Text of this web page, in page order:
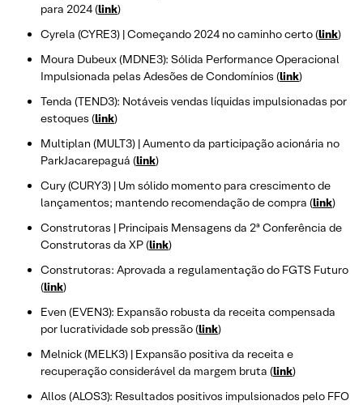
para 2024 (link)
Cyrela (CYRE3) | Começando 2024 no caminho certo (link)
Moura Dubeux (MDNE3): Sólida Performance Operacional
Impulsionada pelas Adesões de Condomínios (link)
Tenda (TEND3): Notáveis vendas líquidas impulsionadas por
estoques (link)
Multiplan (MULT3) | Aumento da participação acionária no
ParkJacarepaguá (link)
Cury (CURY3) | Um sólido momento para crescimento de
lançamentos; mantendo recomendação de compra (link)
Construtoras | Principais Mensagens da 2ª Conferência de
Construtoras da XP (link)
Construtoras: Aprovada a regulamentação do FGTS Futuro
(link)
Even (EVEN3): Expansão robusta da receita compensada
por lucratividade sob pressão (link)
Melnick (MELK3) | Expansão positiva da receita e
recuperação considerável da margem bruta (link)
Allos (ALOS3): Resultados positivos impulsionados pelo FFO